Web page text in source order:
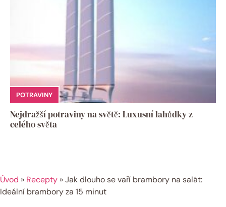
POTRAVINY
Nejdražší potraviny na světě: Luxusní lahůdky z
celého světa
Úvod » Recepty »Jak dlouho se vaří brambory na salát:
Ideální brambory za 15 minut